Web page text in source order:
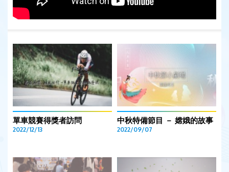
單車競賽得獎者訪問
2022/12/13
中秋特備節目 － 嫦娥的故事
2022/09/07